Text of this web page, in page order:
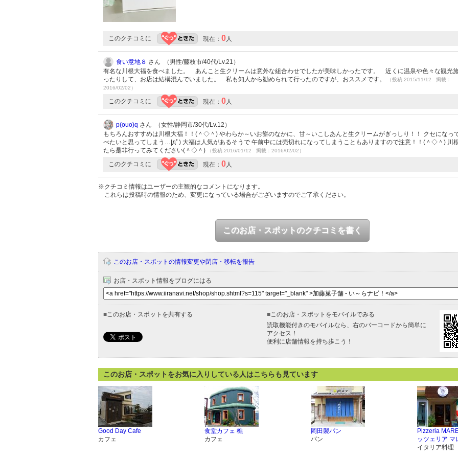
このクチコミに 現在： 0人
食い意地８ さん （男性/藤枝市/40代/Lv.21）
有名な川根大福を食べました。 あんこと生クリームは意外な組合わせでしたが美味しかったです。 近くに温泉や色々な観光
ったりして、お店は結構混んでいました。 私も知人から勧められて行ったのですが、おススメです。
（投稿:2015/11/12 掲載：
2016/02/02）
このクチコミに 現在： 0人
p(ouo)q さん （女性/静岡市/30代/Lv.12）
もちろんおすすめは川根大福！！(＾◇＾) やわらか～いお餅のなかに、甘～いこしあんと生クリームがぎっしり！！ クセになっ
べたいと思ってしまう…|дﾟ) 大福は人気があるそうで 午前中には売切れになってしまうこともありますので注意！！(＾◇＾) 川
たら是非行ってみてください(＾◇＾)
（投稿:2016/01/12 掲載：2016/02/02）
このクチコミに 現在： 0人
※クチコミ情報はユーザーの主観的なコメントになります。
これらは投稿時の情報のため、変更になっている場合がございますのでご了承ください。
このお店・スポットのクチコミを書く
このお店・スポットの情報変更や閉店・移転を報告
お店・スポット情報をブログにはる
■このお店・スポットを共有する ■このお店・スポットをモバイルでみる
読取機能付きのモバイルなら、右のバーコードから簡単に
アクセス！
便利に店舗情報を持ち歩こう！
このお店・スポットをお気に入りしている人はこちらも見ています
Good Day Cafe
カフェ
食堂カフェ 樵
カフェ
岡田製パン
パン
Pizzeria
ッツェリア マ
イタリア料理